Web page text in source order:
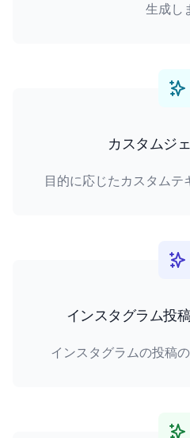
生成し
カスタムジ
目的に応じたカスタムテ
インスタグラム投
インスタグラムの投稿